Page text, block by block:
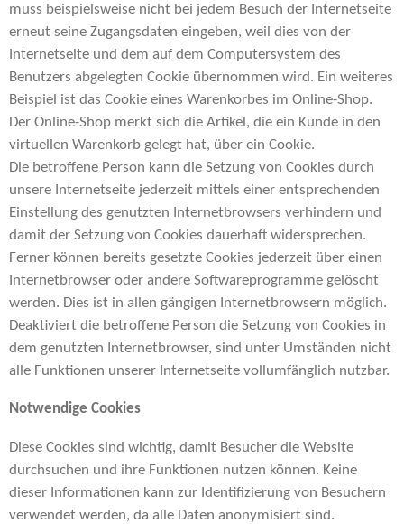
muss beispielsweise nicht bei jedem Besuch der Internetseite
erneut seine Zugangsdaten eingeben, weil dies von der
Internetseite und dem auf dem Computersystem des
Benutzers abgelegten Cookie übernommen wird. Ein weiteres
Beispiel ist das Cookie eines Warenkorbes im Online-Shop.
Der Online-Shop merkt sich die Artikel, die ein Kunde in den
virtuellen Warenkorb gelegt hat, über ein Cookie.
Die betroffene Person kann die Setzung von Cookies durch
unsere Internetseite jederzeit mittels einer entsprechenden
Einstellung des genutzten Internetbrowsers verhindern und
damit der Setzung von Cookies dauerhaft widersprechen.
Ferner können bereits gesetzte Cookies jederzeit über einen
Internetbrowser oder andere Softwareprogramme gelöscht
werden. Dies ist in allen gängigen Internetbrowsern möglich.
Deaktiviert die betroffene Person die Setzung von Cookies in
dem genutzten Internetbrowser, sind unter Umständen nicht
alle Funktionen unserer Internetseite vollumfänglich nutzbar.
Notwendige Cookies
Diese Cookies sind wichtig, damit Besucher die Website
durchsuchen und ihre Funktionen nutzen können. Keine
dieser Informationen kann zur Identifizierung von Besuchern
verwendet werden, da alle Daten anonymisiert sind.